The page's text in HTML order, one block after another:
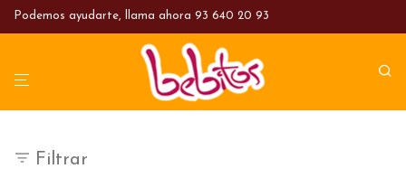
Podemos ayudarte, llama ahora 93 640 20 93
Filtrar